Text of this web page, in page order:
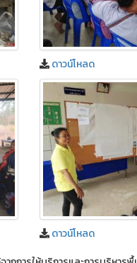
ดาวน์โหลด
ดาวน์โหลด